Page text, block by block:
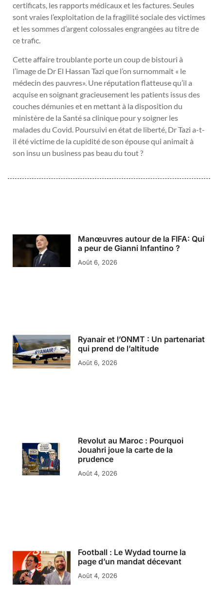
certificats, les rapports médicaux et les factures. Seules
sont vraies l’exploitation de la fragilité sociale des victimes
et les sommes d’argent colossales engrangées au titre de
ce trafic.
Cette affaire troublante porte un coup de bistouri à
l’image de Dr El Hassan Tazi que l’on surnommait « le
médecin des pauvres». Une réputation flatteuse qu’il a
acquise en soignant gracieusement les patients issus des
couches démunies et en mettant à la disposition du
ministère de la Santé sa clinique pour y soigner les
malades du Covid. Poursuivi en état de liberté, Dr Tazi a-t-
il été victime de la cupidité de son épouse qui animait à
son insu un business pas beau du tout ?
Manœuvres autour de la FIFA: Qui
a peur de Gianni Infantino ?
Août 6, 2026
Ryanair et l’ONMT : Un partenariat
qui prend de l’altitude
Août 6, 2026
Revolut au Maroc : Pourquoi
Jouahri joue la carte de la
prudence
Août 4, 2026
Football : Le Wydad tourne la
page d’un mandat décevant
Août 4, 2026